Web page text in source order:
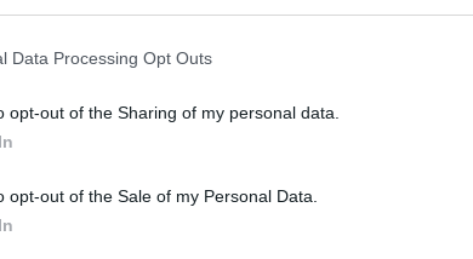
Data Processing Opt Outs
opt-out of the Sharing of my personal data.
opt-out of the Sale of my Personal Data.
EN MOVIMIENTO
de sillas de la economía catalana
de 2023